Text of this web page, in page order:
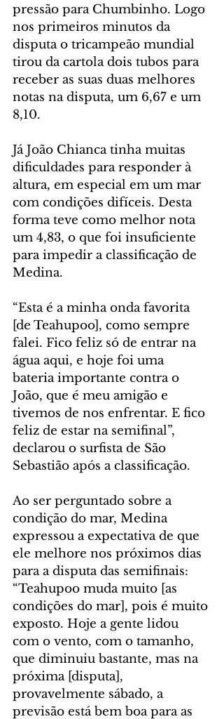
pressão para Chumbinho. Logo
nos primeiros minutos da
disputa o tricampeão mundial
tirou da cartola dois tubos para
receber as suas duas melhores
notas na disputa, um 6,67 e um
8,10.
Já João Chianca tinha muitas
dificuldades para responder à
altura, em especial em um mar
com condições difíceis. Desta
forma teve como melhor nota
um 4,83, o que foi insuficiente
para impedir a classificação de
Medina.
“Esta é a minha onda favorita
[de Teahupoo], como sempre
falei. Fico feliz só de entrar na
água aqui, e hoje foi uma
bateria importante contra o
João, que é meu amigão e
tivemos de nos enfrentar. E fico
feliz de estar na semifinal”,
declarou o surfista de São
Sebastião após a classificação.
Ao ser perguntado sobre a
condição do mar, Medina
expressou a expectativa de que
ele melhore nos próximos dias
para a disputa das semifinais:
“Teahupoo muda muito [as
condições do mar], pois é muito
exposto. Hoje a gente lidou
com o vento, com o tamanho,
que diminuiu bastante, mas na
próxima [disputa],
provavelmente sábado, a
previsão está bem boa para as